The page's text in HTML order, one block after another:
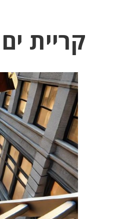
קריית ים